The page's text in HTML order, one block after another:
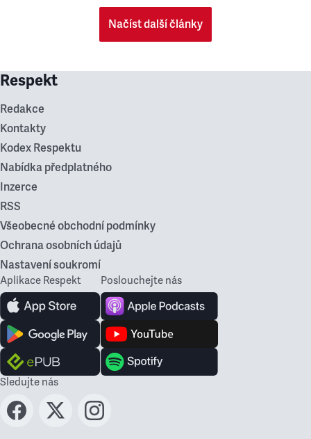
Načíst další články
Respekt
Redakce
Kontakty
Kodex Respektu
Nabídka předplatného
Inzerce
RSS
Všeobecné obchodní podmínky
Ochrana osobních údajů
Nastavení soukromí
Aplikace Respekt Poslouchejte nás
Sledujte nás